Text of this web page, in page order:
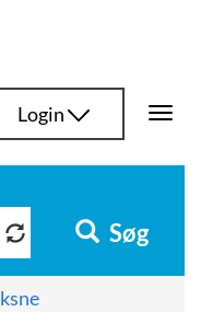
Login
Søg